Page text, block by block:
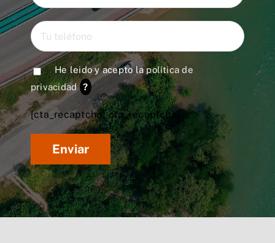
He leido y acepto lapolítica de
privacidad ?
[cta_recaptcha* cta_recaptcha]